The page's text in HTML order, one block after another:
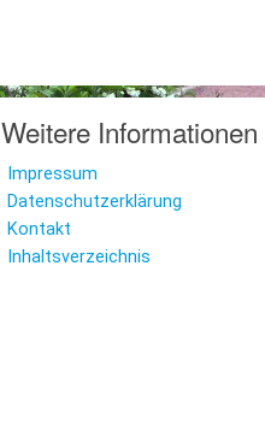
Weitere Informationen
Impressum
Datenschutzerklärung
Kontakt
Inhaltsverzeichnis